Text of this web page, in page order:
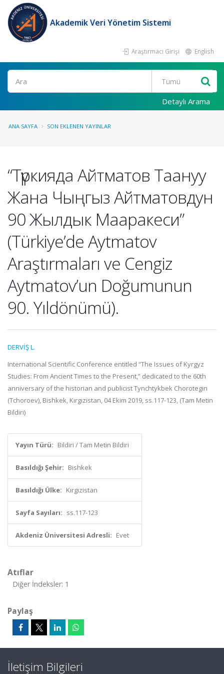
Akademik Veri Yönetim Sistemi
Araştırmacı Girişi English
Ara
Detaylı Arama
ANA SAYFA SON EKLENEN YAYINLAR
“Түркияда Айтматов Таануу
Жана Чыңгыз Айтматовдун
90 Жылдык Мааракеси”
(Türkiye’de Aytmatov
Araştırmaları ve Cengiz
Aytmatov’un Doğumunun
90. Yıldönümü).
DERVİŞ L.
International Scientific Conference entitled “The Issues of Kyrgyz
Studies: From Ancient Times to the Present,” dedicated to the 60th
anniversary of the historian and publicist Tynchtykbek Chorotegin
(Tchoroev), Bishkek, Kırgızistan, 04 Ekim 2019, ss.117-123, (Tam Metin
Bildiri)
Yayın Türü: Bildiri / Tam Metin Bildiri
Basıldığı Şehir: Bishkek
Basıldığı Ülke: Kırgızistan
Sayfa Sayıları: ss.117-123
Akdeniz Üniversitesi Adresli: Evet
Atıflar
Diğer İndeksler: 1
Paylaş
İletişim Bilgileri